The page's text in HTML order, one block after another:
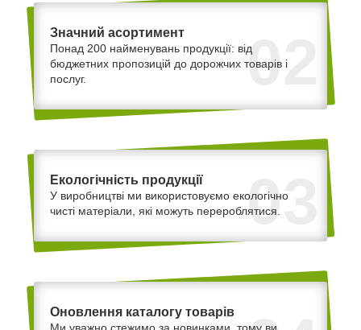
02
Значний асортимент
Понад 200 найменувань продукції: від
бюджетних пропозицій до дорожчих товарів і
послуг.
03
Екологічність продукції
У виробництві ми використовуємо екологічно
чисті матеріали, які можуть перероблятися.
Оновлення каталогу товарів